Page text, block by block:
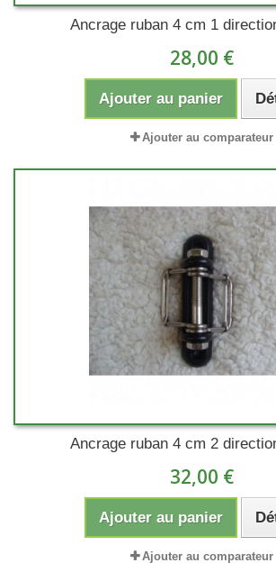
Ancrage ruban 4 cm 1
28,00 €
Ajouter au panier
Ajouter au comparateur
Ancrage ruban 4 cm 2
32,00 €
Ajouter au panier
Ajouter au comparateur